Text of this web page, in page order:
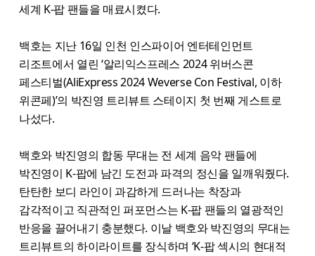
세계 K-팝 팬들을 매료시켰다.
백호는 지난 16일 인천 인스파이어 엔터테인먼트
리조트에서 열린 ‘알리익스프레스 2024 위버스콘
페스티벌(AliExpress 2024 Weverse Con Festival, 이하
위콘페)’의 박진영 트리뷰트 스테이지 첫 번째 게스트로
나섰다.
백호와 박진영의 합동 무대는 전 세계 음악 팬들에
박진영이 K-팝에 남긴 도전과 파격의 정신을 일깨워줬다.
탄탄한 보디 라인이 과감하게 드러나는 착장과
감각적이고 직관적인 퍼포먼스는 K-팝 팬들의 열광적인
반응을 끌어내기 충분했다. 이날 백호와 박진영의 무대는
트리뷰트의 하이라이트를 장식하며 ‘K-팝 섹시의 현대적